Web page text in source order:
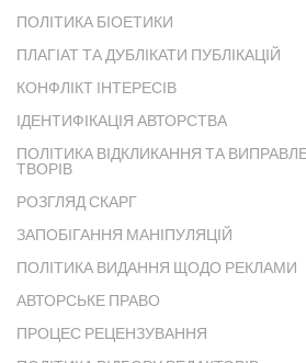
ПОЛІТИКА БІОЕТИКИ
ПЛАГІАТ ТА ДУБЛІКАТИ ПУБЛІКАЦІЙ
КОНФЛІКТ ІНТЕРЕСІВ
ІДЕНТИФІКАЦІЯ АВТОРСТВА
ПОЛІТИКА ВІДКЛИКАННЯ ТА
ТВОРІВ
РОЗГЛЯД СКАРГ
ЗАПОБІГАННЯ МАНІПУЛЯЦІЙ
ПОЛІТИКА ВИДАННЯ ЩОДО РЕКЛАМИ
АВТОРСЬКЕ ПРАВО
ПРОЦЕС РЕЦЕНЗУВАННЯ